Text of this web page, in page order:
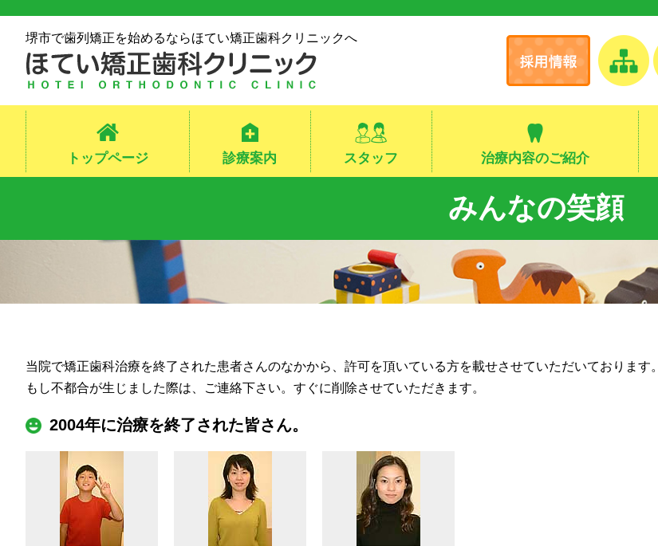
堺市で歯列矯正を始めるならほてい矯正歯科クリニックへ
トップページ 診療案内 スタッフ 治療内容のご紹介
みんなの笑顔
当院で矯正歯科治療を終了された患者さんのなかから、許可を頂いている方を載せさせていただいております。
もし不都合が生じました際は、ご連絡下さい。すぐに削除させていただきます。
2004年に治療を終了された皆さん。